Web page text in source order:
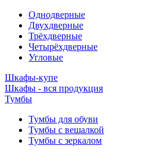
Однодверные
Двухдверные
Трёхдверные
Четырёхдверные
Угловые
Шкафы-купе
Шкафы - вся продукция
Тумбы
Тумбы для обуви
Тумбы с вешалкой
Тумбы с зеркалом